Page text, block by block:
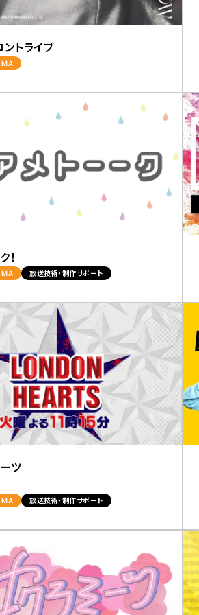
トライブ
MA
！
MA 放送技術・制作サポート
ツ
MA 放送技術・制作サポート